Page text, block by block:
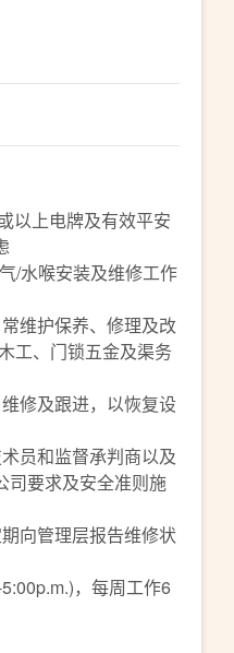
以上电牌及有效平安
/水喉安装及维修工作
维护保养、修理及改
工、门锁五金及渠务
修及跟进，以恢复设
员和监督承判商以及
司要求及安全准则施
向管理层报告维修状
，每周工作6